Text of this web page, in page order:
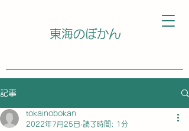
東海のぼかん
記事
tokainobokan
2022年7月25日 読了時間: 1分